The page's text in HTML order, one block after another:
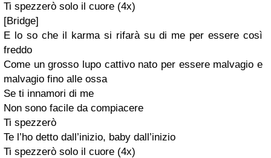
Ti spezzerò solo il cuore (4x)
[Bridge]
E lo so che il karma si rifarà su di me per essere così
freddo
Come un grosso lupo cattivo nato per essere malvagio e
malvagio fino alle ossa
Se ti innamori di me
Non sono facile da compiacere
Ti spezzerò
Te l’ho detto dall’inizio, baby dall’inizio
Ti spezzerò solo il cuore (4x)